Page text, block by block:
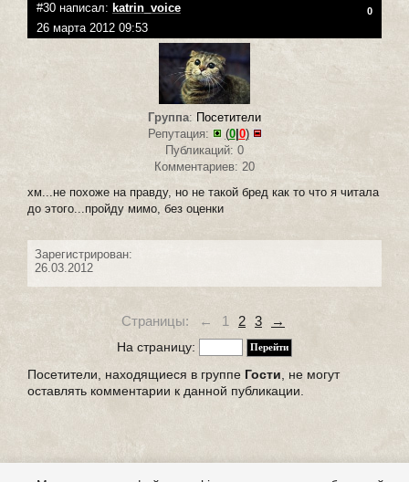
#30 написал: katrin_voice 0
26 марта 2012 09:53
Группа: Посетители
Репутация:
(0|0)
Публикаций: 0
Комментариев: 20
хм...не похоже на правду, но не такой бред как то что я читала
до этого...пройду мимо, без оценки
Зарегистрирован:
26.03.2012
Страницы: ← 1 2 3 →
На страницу:
Посетители, находящиеся в группе Гости , не могут
оставлять комментарии к данной публикации.